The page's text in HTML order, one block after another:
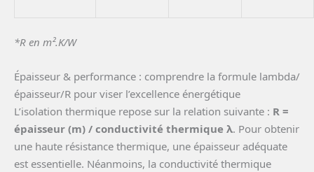
*R en m².K/W
Épaisseur & performance : comprendre la formule lambda/
épaisseur/R pour viser l’excellence énergétique
L’isolation thermique repose sur la relation suivante : R =
épaisseur (m) / conductivité thermique λ. Pour obtenir
une haute résistance thermique, une épaisseur adéquate
est essentielle. Néanmoins, la conductivité thermique